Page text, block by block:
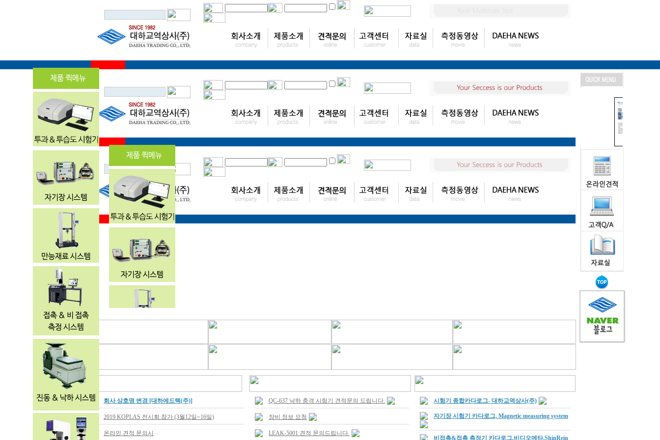
회사 상호명 변경 [대하에드텍(주)]
2019 KOPLAS 전시회 참가 (3월12일~16일)
온라인 견적 문의시
QC-637 낙하 충격 시험기 견적문의 드립니다.
장비 정보 요청
LEAK-5001 견적 문의드립니다.
시험기 종합카다로그- 대하교역상사(주)
자기장 시험기 카다로그, Magnetic measuring system
비접촉&접촉 측정기 카다로그,비디오메타,ShinRein